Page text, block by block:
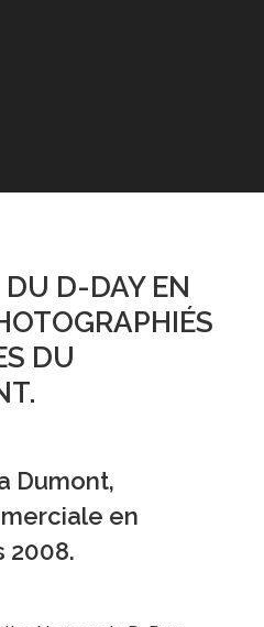
DU D-DAY EN
DU
Dumont,
en
2008.